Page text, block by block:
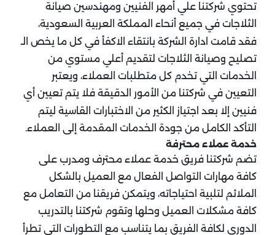
تحتوي شركتنا علي أمهر الفنيين ومهندسين صيانة
الثلاجات في جميع أنحاء المملكة العربية السعودية،
فقد قامت ادارة الشركة بانتقاء الاكفأ في كل ما يخص الـ
تصليح وصيانة الثلاجات لتقديم أعلي مستوي من
الخدمات التي تخدم كل متطلبات العملاء، ويعتبر
التعيين في شركتنا من الأمور الدقيقة فلا يتم تعيين أي
فنيين إلا بعد اجتياز الكثير من الاختبارات القاسية ليتم
التأكد الكامل من جودة الخدمات المقدمة إلى العملاء.
خدمة عملاء محترفة
تضم شركتنا فريق خدمة عملاء محترف ومدرب على
كافة مهارات التواصل الفعال مع العميل بالشكل
الملائم لتلبية احتياجاته، ويتمكن فريقنا من التعامل مع
كافة مشكلات العميل وحلها وتقوم شركتنا بالتدريب
الدوري لكافة الفريق بما يتناسب مع التطورات التي تطرأ